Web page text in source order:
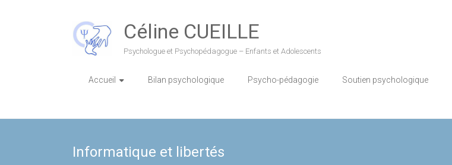
Céline CUEILLE
Psychologue et Psychopédagogue – Enfants et Adolescents
Accueil Bilan psychologique Psycho-pédagogie Soutien psychologique
Informatique et libertés